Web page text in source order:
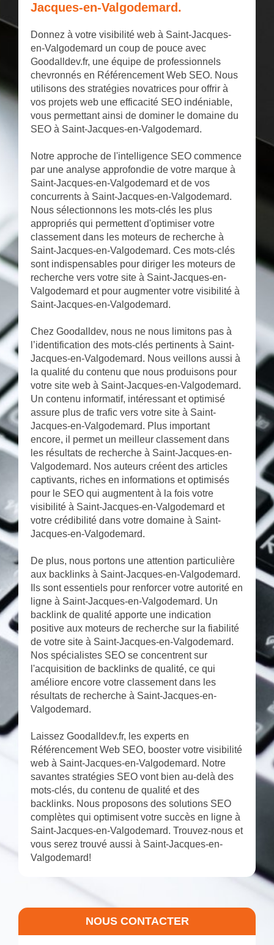
Jacques-en-Valgodemard.
Donnez à votre visibilité web à Saint-Jacques-
en-Valgodemard un coup de pouce avec
Goodalldev.fr, une équipe de professionnels
chevronnés en Référencement Web SEO. Nous
utilisons des stratégies novatrices pour offrir à
vos projets web une efficacité SEO indéniable,
vous permettant ainsi de dominer le domaine du
SEO à Saint-Jacques-en-Valgodemard.
Notre approche de l'intelligence SEO commence
par une analyse approfondie de votre marque à
Saint-Jacques-en-Valgodemard et de vos
concurrents à Saint-Jacques-en-Valgodemard.
Nous sélectionnons les mots-clés les plus
appropriés qui permettent d'optimiser votre
classement dans les moteurs de recherche à
Saint-Jacques-en-Valgodemard. Ces mots-clés
sont indispensables pour diriger les moteurs de
recherche vers votre site à Saint-Jacques-en-
Valgodemard et pour augmenter votre visibilité à
Saint-Jacques-en-Valgodemard.
Chez Goodalldev, nous ne nous limitons pas à
l’identification des mots-clés pertinents à Saint-
Jacques-en-Valgodemard. Nous veillons aussi à
la qualité du contenu que nous produisons pour
votre site web à Saint-Jacques-en-Valgodemard.
Un contenu informatif, intéressant et optimisé
assure plus de trafic vers votre site à Saint-
Jacques-en-Valgodemard. Plus important
encore, il permet un meilleur classement dans
les résultats de recherche à Saint-Jacques-en-
Valgodemard. Nos auteurs créent des articles
captivants, riches en informations et optimisés
pour le SEO qui augmentent à la fois votre
visibilité à Saint-Jacques-en-Valgodemard et
votre crédibilité dans votre domaine à Saint-
Jacques-en-Valgodemard.
De plus, nous portons une attention particulière
aux backlinks à Saint-Jacques-en-Valgodemard.
Ils sont essentiels pour renforcer votre autorité en
ligne à Saint-Jacques-en-Valgodemard. Un
backlink de qualité apporte une indication
positive aux moteurs de recherche sur la fiabilité
de votre site à Saint-Jacques-en-Valgodemard.
Nos spécialistes SEO se concentrent sur
l'acquisition de backlinks de qualité, ce qui
améliore encore votre classement dans les
résultats de recherche à Saint-Jacques-en-
Valgodemard.
Laissez Goodalldev.fr, les experts en
Référencement Web SEO, booster votre visibilité
web à Saint-Jacques-en-Valgodemard. Notre
savantes stratégies SEO vont bien au-delà des
mots-clés, du contenu de qualité et des
backlinks. Nous proposons des solutions SEO
complètes qui optimisent votre succès en ligne à
Saint-Jacques-en-Valgodemard. Trouvez-nous et
vous serez trouvé aussi à Saint-Jacques-en-
Valgodemard!
NOUS CONTACTER